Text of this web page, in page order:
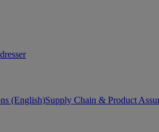
(English)Supply Chain & Product